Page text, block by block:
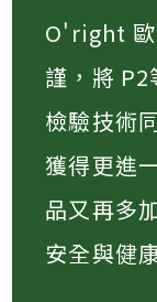
O'right 歐
謹，將
檢驗技術
獲得更進
品又再多
安全與健